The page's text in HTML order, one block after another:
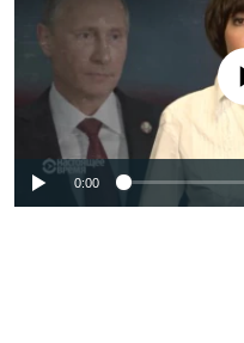
No media
0:00